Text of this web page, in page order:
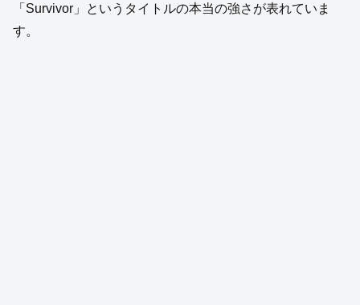
「Survivor」というタイトルの本当の強さが表れていま
す。